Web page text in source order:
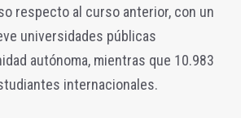
respecto al curso anterior, con un
universidades públicas
autónoma, mientras que 10.983
internacionales.